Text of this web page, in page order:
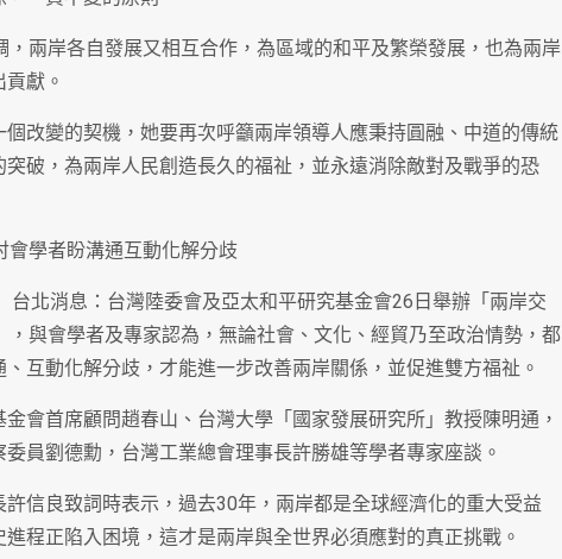
，兩岸各自發展又相互合作，為區域的和平及繁榮發展，也為兩岸
獻。
改變的契機，她要再次呼籲兩岸領導人應秉持圓融、中道的傳統
破，為兩岸人民創造長久的福祉，並永遠消除敵對及戰爭的恐
會學者盼溝通互動化解分歧
台北消息：台灣陸委會及亞太和平研究基金會26日舉辦「兩岸交
，與會學者及專家認為，無論社會、文化、經貿乃至政治情勢，都
互動化解分歧，才能進一步改善兩岸關係，並促進雙方福祉。
會首席顧問趙春山、台灣大學「國家發展研究所」教授陳明通，
員劉德勳，台灣工業總會理事長許勝雄等學者專家座談。
信良致詞時表示，過去30年，兩岸都是全球經濟化的重大受益
程正陷入困境，這才是兩岸與全世界必須應對的真正挑戰。